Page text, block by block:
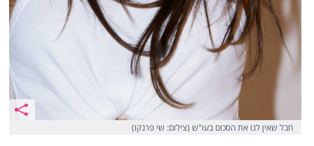
חבל שאין לנו את הסכום בעו"ש (צילום: שי פרנקו)